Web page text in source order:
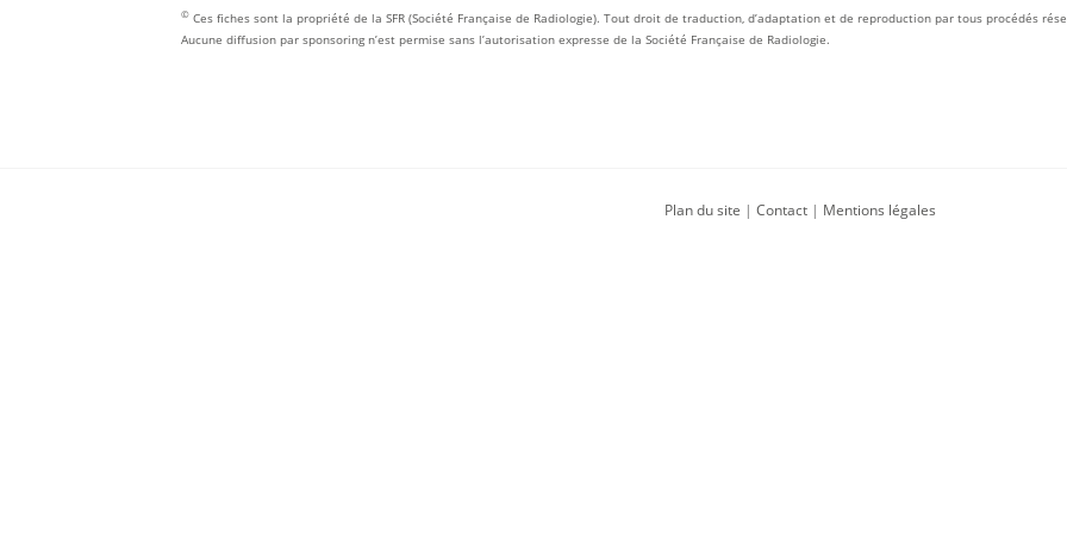
© Ces fiches sont la propriété de la SFR (Société Française de Radiologie). Tout droit de traduction, d’adaptation et de reproduction par tous procédés
Aucune diffusion par sponsoring n’est permise sans l’autorisation expresse de la Société Française de Radiologie.
Plan du site | Contact | Mentions légales